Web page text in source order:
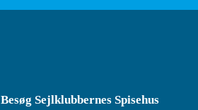
Besøg Sejlklubbernes Spisehus